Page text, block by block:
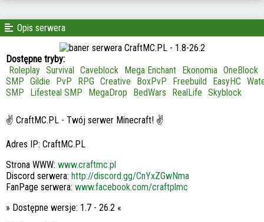
Opis serwera
Dostępne tryby:
Roleplay Survival Caveblock Mega Enchant Ekonomia OneBlock
SMP Gildie PvP RPG Creative BoxPvP Freebuild EasyHC
SMP
Lifesteal SMP MegaDrop BedWars RealLife Skyblock
✌ CraftMC.PL - Twój serwer Minecraft! ✌
Adres IP: CraftMC.PL
Strona WWW: www.craftmc.pl
Discord serwera: http://discord.gg/CnYxZGwNma
FanPage serwera: www.facebook.com/craftplmc
» Dostępne wersje: 1.7 - 26.2 «